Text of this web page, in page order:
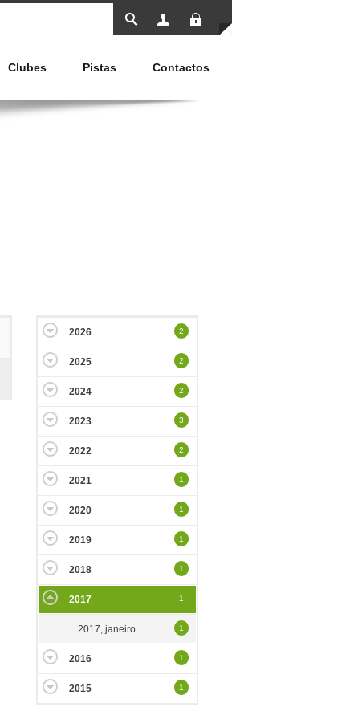
Clubes Pistas Contactos
2026 2
2025 2
2024 2
2023 3
2022 2
2021 1
2020 1
2019 1
2018 1
2017 1
2017, janeiro 1
2016 1
2015 1